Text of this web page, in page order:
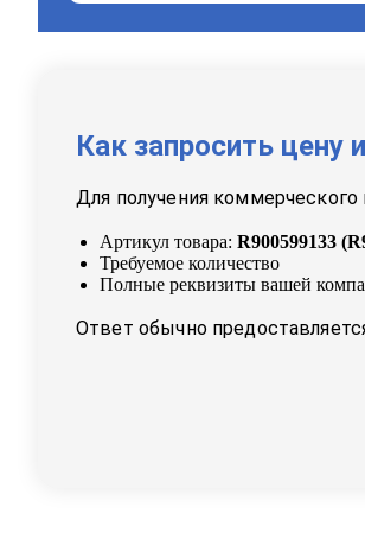
Как запросить цену
Для получения
Артикул товара: R900599133 (
Требуемое количество
Полные реквизиты вашей
Ответ обычно